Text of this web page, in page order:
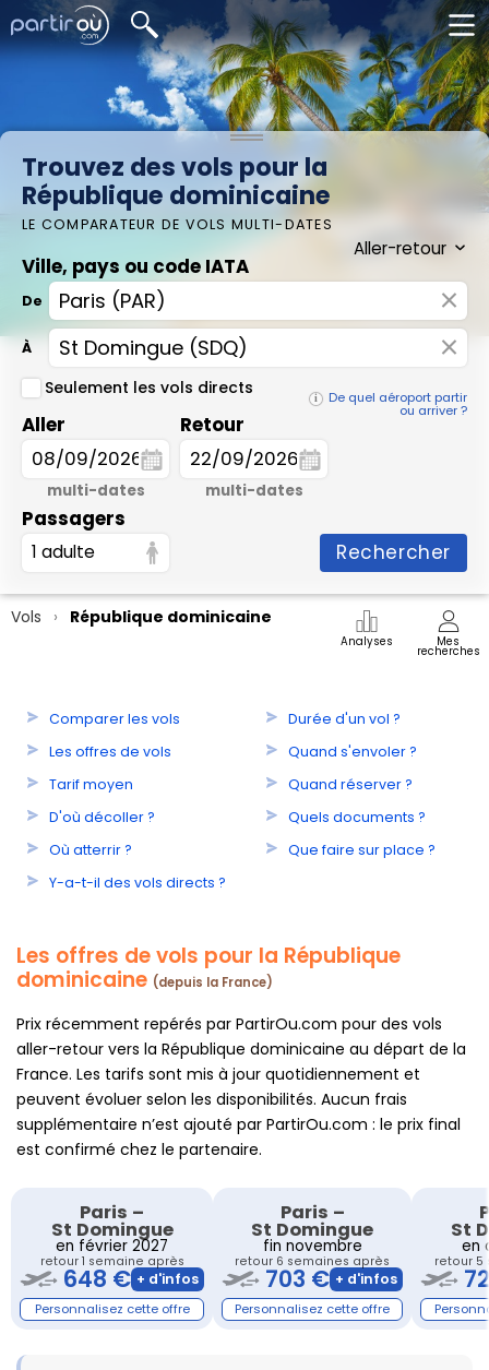
Trouvez des vols pour la
République dominicaine
LE COMPARATEUR DE VOLS MULTI-DATES
Ville, pays ou code IATA
De ×
À ×
De quel aéroport partir
ou arriver ?
Seulement les vols directs
Aller
multi-dates
Retour
multi-dates
Passagers
1 adulte Rechercher
Vols République dominicaine
Analyses Mes
recherches
Les offres de vols pour la République
dominicaine (depuis la France)
Prix récemment repérés par PartirOu.com pour des vols
aller-retour vers la République dominicaine au départ de la
France. Les tarifs sont mis à jour quotidiennement et
peuvent évoluer selon les disponibilités. Aucun frais
supplémentaire n’est ajouté par PartirOu.com : le prix final
est confirmé chez le partenaire.
Paris –
St Domingue
en février 2027
retour 1 semaine après
648 €
Paris –
St Domingue
fin novembre
retour 6 semaines après
703 €
St
en
retour 5
Comparer les vols
Les offres de vols
Tarif moyen
D'où décoller ?
Où atterrir ?
Y-a-t-il des vols directs ?
Durée d'un vol ?
Quand s'envoler ?
Quand réserver ?
Quels documents ?
Que faire sur place ?